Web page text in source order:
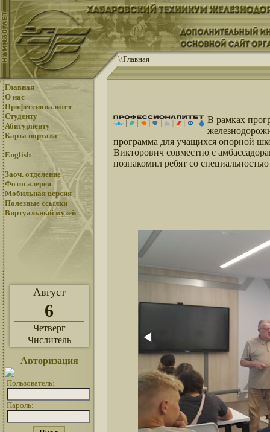
\\Главная
Главная
О нас
Профессионалитет
Студенту
Абитуриенту
Карта портала
English
Заоч. отделение
Фотогалерея
Мобильная версия
Полезные ссылки
Виртуальный музей
Август
6
Четверг
Числитель
Авторизация
Пользователь:
Пароль:
В рамках
программа для учащихся опорной
Викторович совместно с
познакомил ребят со